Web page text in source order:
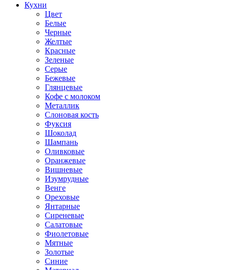
Кухни
Цвет
Белые
Черные
Желтые
Красные
Зеленые
Серые
Бежевые
Глянцевые
Кофе с молоком
Металлик
Слоновая кость
Фуксия
Шоколад
Шампань
Оливковые
Оранжевые
Вишневые
Изумрудные
Венге
Ореховые
Янтарные
Сиреневые
Салатовые
Фиолетовые
Мятные
Золотые
Синие